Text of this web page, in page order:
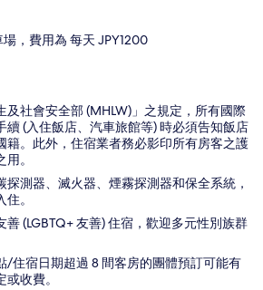
，費用為 每天 JPY1200
及社會安全部 (MHLW)」之規定，所有國際
續 (入住飯店、汽車旅館等) 時必須告知飯店
籍。此外，住宿業者務必影印所有房客之護
。
探測器、滅火器、煙霧探測器和保全系統，
。
善 (LGBTQ+ 友善) 住宿，歡迎多元性別族群
/住宿日期超過 8 間客房的團體預訂可能有
收費。